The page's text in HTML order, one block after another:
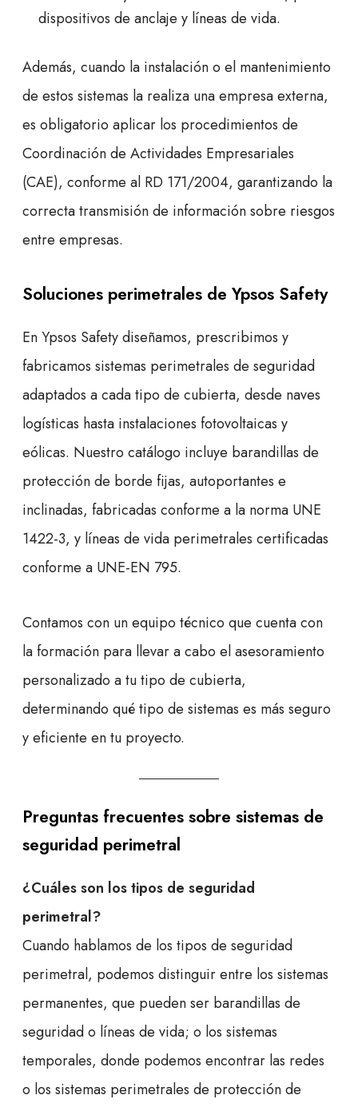
dispositivos de anclaje y líneas de vida.
Además, cuando la instalación o el mantenimiento
de estos sistemas la realiza una empresa externa,
es obligatorio aplicar los procedimientos de
Coordinación de Actividades Empresariales
(CAE), conforme al RD 171/2004, garantizando la
correcta transmisión de información sobre riesgos
entre empresas.
Soluciones perimetrales de Ypsos Safety
En Ypsos Safety diseñamos, prescribimos y
fabricamos sistemas perimetrales de seguridad
adaptados a cada tipo de cubierta, desde naves
logísticas hasta instalaciones fotovoltaicas y
eólicas. Nuestro catálogo incluye barandillas de
protección de borde fijas, autoportantes e
inclinadas, fabricadas conforme a la norma UNE
1422-3, y líneas de vida perimetrales certificadas
conforme a UNE-EN 795.
Contamos con un equipo técnico que cuenta con
la formación para llevar a cabo el asesoramiento
personalizado a tu tipo de cubierta,
determinando qué tipo de sistemas es más seguro
y eficiente en tu proyecto.
Preguntas frecuentes sobre sistemas de
seguridad perimetral
¿Cuáles son los tipos de seguridad
perimetral?
Cuando hablamos de los tipos de seguridad
perimetral, podemos distinguir entre los sistemas
permanentes, que pueden ser barandillas de
seguridad o líneas de vida; o los sistemas
temporales, donde podemos encontrar las redes
o los sistemas perimetrales de protección de